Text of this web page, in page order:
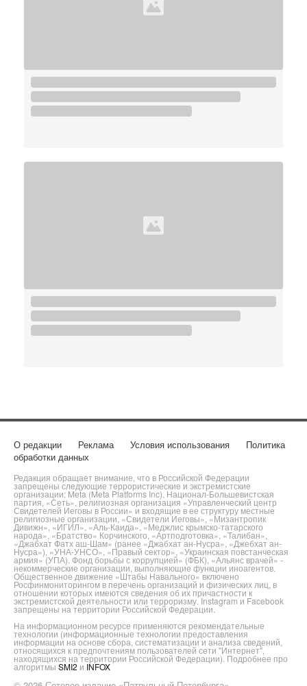
О редакции Реклама Условия использования
Политика
обработки данных
Редакция обращает внимание, что в Российской Федерации
запрещены следующие террористические и экстремистские
организации: Meta (Meta Platforms Inc), Национал-Большевистская
партия, «Сеть», религиозная организация «Управленческий центр
Свидетелей Иеговы в России» и входящие в ее структуру местные
религиозные организации, «Свидетели Иеговы», «Мизантропик
Дивижн», «ИГИЛ», «Аль-Каида», «Меджлис крымско-татарского
народа», «Братство» Корчинского, «Артподготовка», «Талибан»,
«Джабхат Фатх аш-Шам» (ранее «Джабхат ан-Нусра», «Джебхат ан-
Нусра»), «УНА-УНСО», «Правый сектор», «Украинская повстанческая
армия» (УПА). Фонд борьбы с коррупцией» (ФБК), «Альянс врачей» -
некоммерческие организации, выполняющие функции иноагентов.
Общественное движение «Штабы Навального» включено
Росфинмониторингом в перечень организаций и физических лиц, в
отношении которых имеются сведения об их причастности к
экстремистской деятельности или терроризму. Instagram и Facebook
запрещены на территории Российской Федерации.
На информационном ресурсе применяются рекомендательные
технологии (информационные технологии предоставления
информации на основе сбора, систематизации и анализа сведений,
относящихся к предпочтениям пользователей сети "Интернет",
находящихся на территории Российской Федерации). Подробнее про
алгоритмы SMI2 и INFOX